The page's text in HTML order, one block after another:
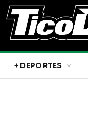
+ DEPORTES